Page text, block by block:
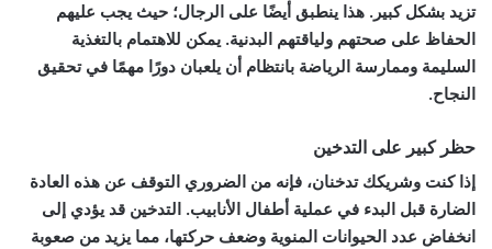
تزيد بشكل كبير. هذا ينطبق أيضًا على الرجال؛ حيث يجب عليهم
الحفاظ على صحتهم ولياقتهم البدنية. يمكن للاهتمام بالتغذية
السليمة وممارسة الرياضة بانتظام أن يلعبان دورًا مهمًا في تحقيق
النجاح.
حظر كبير على التدخين
إذا كنت وشريكك تدخنان، فإنه من الضروري التوقف عن هذه العادة
الضارة قبل البدء في عملية أطفال الأنابيب. التدخين قد يؤدي إلى
انخفاض عدد الحيوانات المنوية وضعف حركتها، مما يزيد من صعوبة